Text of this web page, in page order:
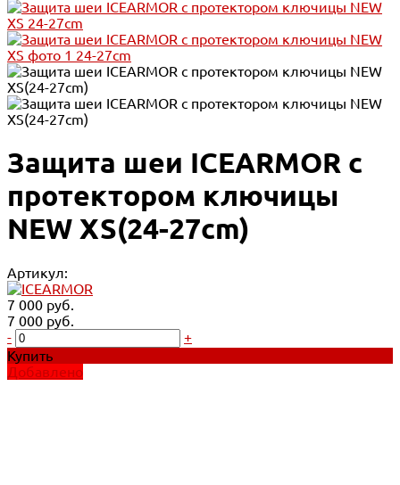
Защита шеи ICEARMOR с
протектором ключицы
NEW XS(24-27cm)
Артикул:
7 000 руб.
7 000 руб.
-
+
Купить
Добавлено